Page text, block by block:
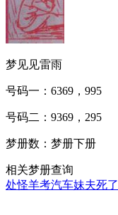
梦见见雷雨
号码一：6369，995
号码二：9369，295
梦册数：梦册下册
相关梦册查询
处怪羊考汽车妹夫死了